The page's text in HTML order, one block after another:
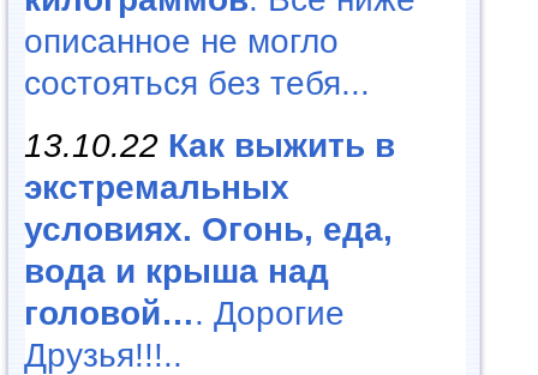
описанное не могло
состояться без тебя...
13.10.22 Как выжить в
экстремальных
условиях. Огонь, еда,
вода и крыша над
головой…. Дорогие
Друзья!!!..